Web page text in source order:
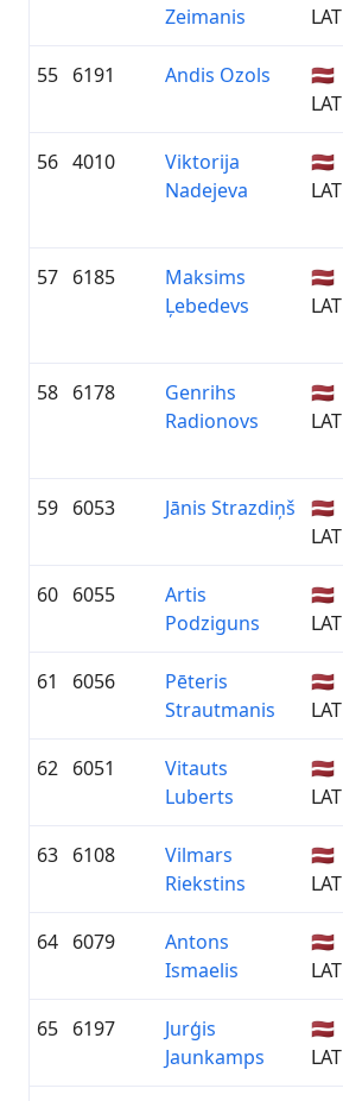
Zeimanis
LAT
55 6191 Andis Ozols
🇱🇻
LAT
56 4010
Viktorija
Nadejeva
🇱🇻
LAT
57 6185
Maksims
Ļebedevs
🇱🇻
LAT
58 6178
Genrihs
Radionovs
🇱🇻
LAT
59 6053 Jānis Strazdiņš
🇱🇻
LAT
60 6055
Artis
Podziguns
🇱🇻
LAT
61 6056
Pēteris
Strautmanis
🇱🇻
LAT
62 6051
Vitauts
Luberts
🇱🇻
LAT
63 6108
Vilmars
Riekstins
🇱🇻
LAT
64 6079
Antons
Ismaelis
🇱🇻
LAT
65 6197
Jurģis
Jaunkamps
🇱🇻
LAT